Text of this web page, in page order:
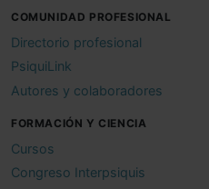
COMUNIDAD PROFESIONAL
Directorio profesional
PsiquiLink
Autores y colaboradores
FORMACIÓN Y CIENCIA
Cursos
Congreso Interpsiquis